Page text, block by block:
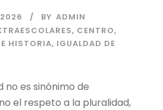
2026 BY ADMIN
, CENTRO,
HISTORIA, IGUALDAD DE
no es sinónimo de
el respeto a la pluralidad,